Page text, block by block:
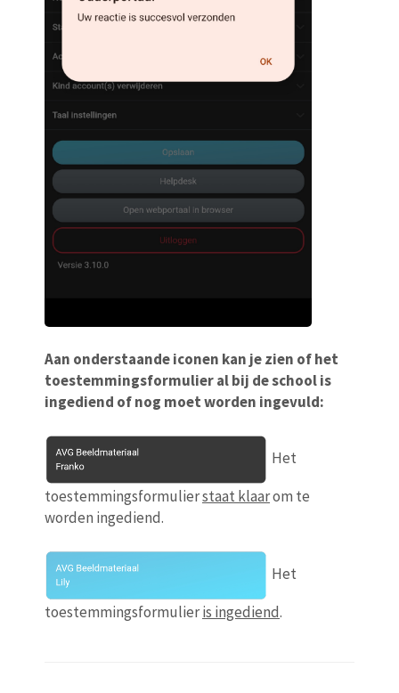
Aan onderstaande iconen kan je zien of het
toestemmingsformulier al bij de school is
ingediend of nog moet worden ingevuld:
Het
toestemmingsformulierstaat klaarom te
worden ingediend.
Het
toestemmingsformulieris ingediend.